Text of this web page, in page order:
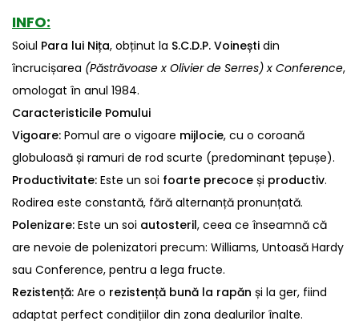
INFO:
Soiul Para lui Nița, obținut la S.C.D.P. Voinești din
încrucișarea (Păstrăvoase x Olivier de Serres) x Conference,
omologat în anul 1984.
Caracteristicile Pomului
Vigoare: Pomul are o vigoare mijlocie, cu o coroană
globuloasă și ramuri de rod scurte (predominant țepușe).
Productivitate: Este un soi foarte precoce și productiv.
Rodirea este constantă, fără alternanță pronunțată.
Polenizare: Este un soi autosteril, ceea ce înseamnă că
are nevoie de polenizatori precum: Williams, Untoasă Hardy
sau Conference, pentru a lega fructe.
Rezistență: Are o rezistență bună la rapăn și la ger, fiind
adaptat perfect condițiilor din zona dealurilor înalte.